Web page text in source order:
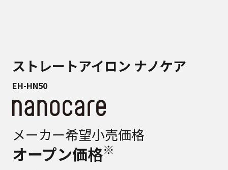
ストレートアイロン ナノケア
EH-HN50
メーカー希望小売価格
オープン価格※